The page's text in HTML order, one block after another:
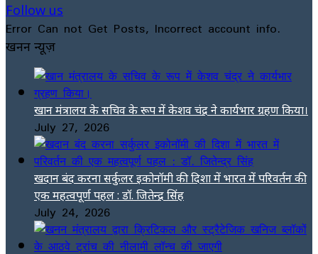
Follow us
Error Can not Get Posts, Incorrect account info.
खनन न्यूज़
खान मंत्रालय के सचिव के रूप में केशव चंद्र ने कार्यभार ग्रहण किया।
July 27, 2026
खदान बंद करना सर्कुलर इकोनॉमी की दिशा में भारत में परिवर्तन की
एक महत्वपूर्ण पहल : डॉ. जितेन्द्र सिंह
July 24, 2026